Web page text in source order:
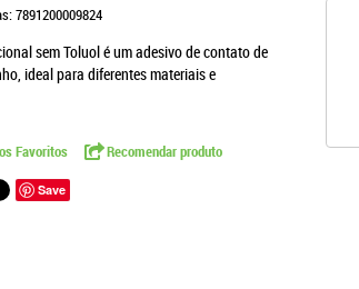
7891200009824
sem Toluol é um adesivo de contato de
ideal para diferentes materiais e
Favoritos Recomendar produto
Save